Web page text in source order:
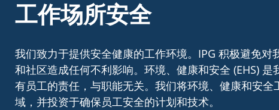
工作场所安全
我们致力于提供安全健康的工作环境。IPG 积极避免对
和社区造成任何不利影响。环境、健康和安全 (EHS) 是
有员工的责任，与职能无关。我们将环境、健康和安全
域，并投资于确保员工安全的计划和技术。